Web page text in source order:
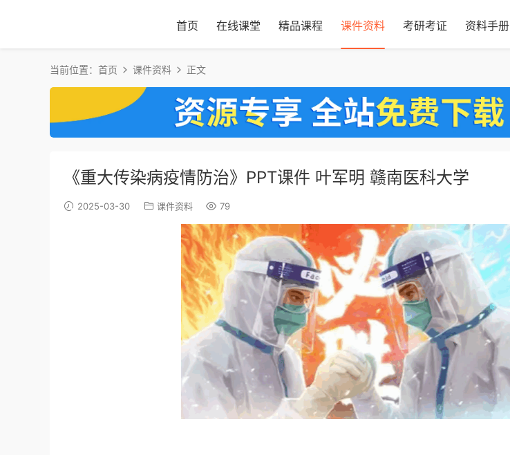
首页 在线课堂 精品课程 课件资料 考研考证 资料手册
当前位置： 首页 课件资料 正文
《重大传染病疫情防治》PPT课件 叶军明 赣南医科大学
2025-03-30 课件资料 79